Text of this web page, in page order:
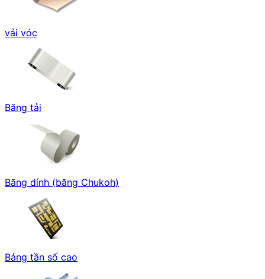
vải vóc
Băng tải
Băng dính (băng Chukoh)
Bảng tần số cao